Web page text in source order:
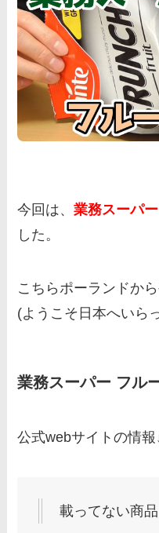
今回は、業務スーパ
した。
こちらポーランドか
(ようこそ日本へいら
業務スーパー フル
公式webサイトの情報
載ってない商品